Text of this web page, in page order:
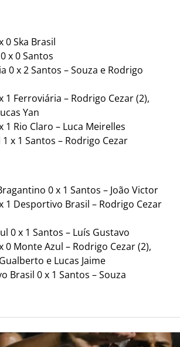
0 Ska Brasil
x 0 Santos
0 x 2 Santos – Souza e Rodrigo
1 Ferroviária – Rodrigo Cezar (2),
Yan
1 Rio Claro – Luca Meirelles
1 x 1 Santos – Rodrigo Cezar
0 x 1 Santos – João Victor
1 Desportivo Brasil – Rodrigo Cezar
0 x 1 Santos – Luís Gustavo
0 Monte Azul – Rodrigo Cezar (2),
e Lucas Jaime
Brasil 0 x 1 Santos – Souza